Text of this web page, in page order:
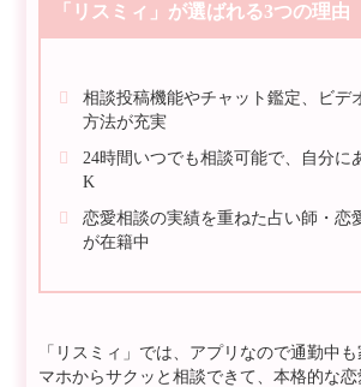
「リスミィ」が選ばれる3つの理由
相談投稿機能やチャット鑑定、ビデ
方法が充実
24時間いつでも相談可能で、自分に
K
恋愛相談の実績を重ねた占い師・恋
が在籍中
「リスミィ」では、アプリなので通勤中
マホからサクッと相談できて、本格的な